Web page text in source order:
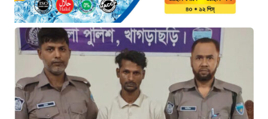
খুনির দোসর ও ফ্যাসিবাদের সহযোগী’,
সাকিবকে নিয়ে বিস্ফোরক আসিফ
আকবর
২১ ঘণ্টা আগে
“ইলিয়াস আলীকে অপহরণ-হত্যা
মামলা: সাইফুর রহমান গ্রেপ্তার হচ্ছেন”
২১ ঘণ্টা আগে